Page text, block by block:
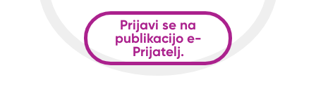
Prijavi se na
publikacijo e-
Prijatelj.